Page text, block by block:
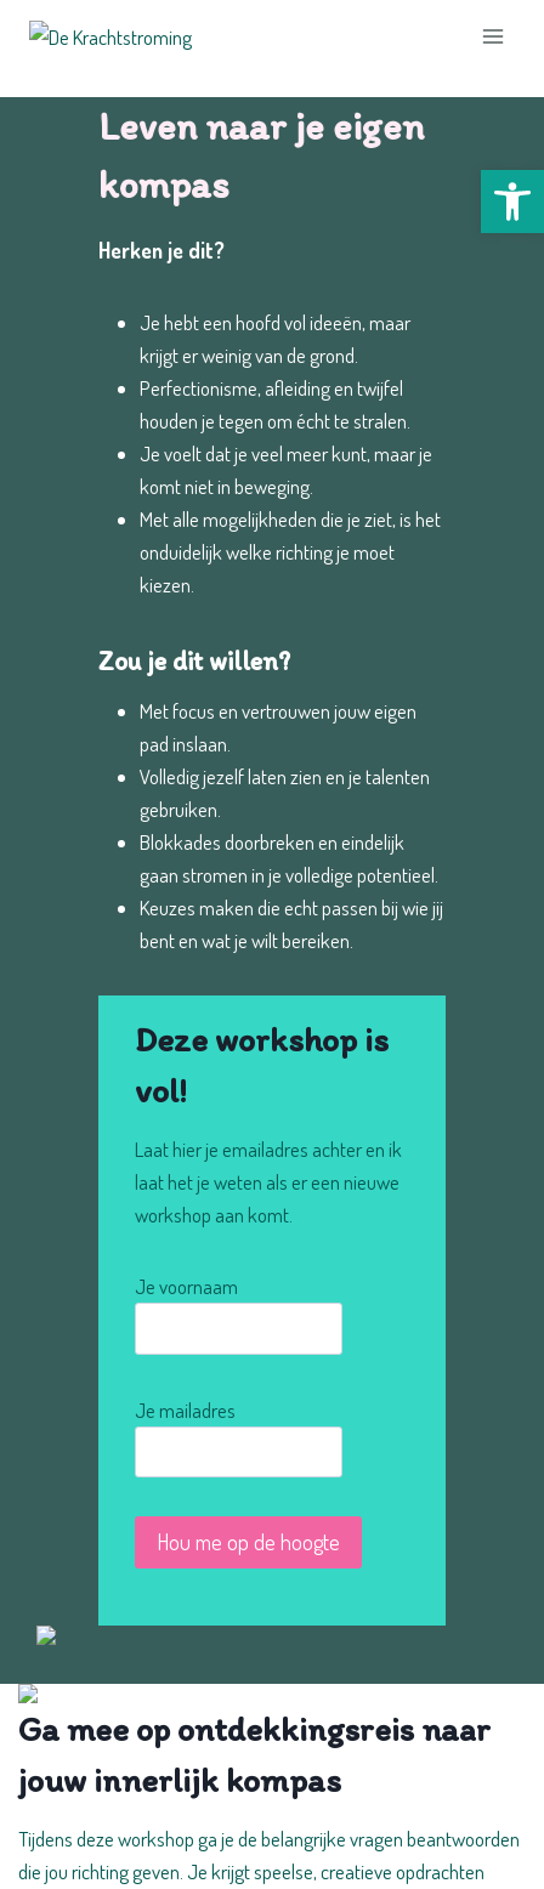
Doorgaan
naar
Leven naar je eigen
kompas
Herken je dit?
Je hebt een hoofd vol ideeën, maar
krijgt er weinig van de grond.
Perfectionisme, afleiding en twijfel
houden je tegen om écht te stralen.
Je voelt dat je veel meer kunt, maar je
komt niet in beweging.
Met alle mogelijkheden die je ziet, is het
onduidelijk welke richting je moet
kiezen.
Zou je dit willen?
Met focus en vertrouwen jouw eigen
pad inslaan.
Volledig jezelf laten zien en je talenten
gebruiken.
Blokkades doorbreken en eindelijk
gaan stromen in je volledige potentieel.
Keuzes maken die echt passen bij wie jij
bent en wat je wilt bereiken.
Deze workshop is
vol!
Laat hier je emailadres achter en ik
laat het je weten als er een nieuwe
workshop aan komt.
Je voornaam
Je mailadres
Ga mee op ontdekkingsreis naar
jouw innerlijk kompas
Tijdens deze workshop ga je de belangrijke vragen beantwoorden
die jou richting geven. Je krijgt speelse, creatieve opdrachten